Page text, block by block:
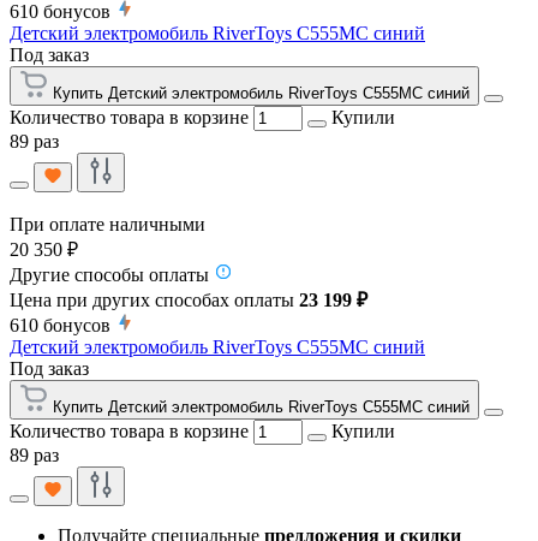
610 бонусов
Детский электромобиль RiverToys C555MC синий
Под заказ
Купить Детский электромобиль RiverToys C555MC синий
Количество товара в корзине
Купили
89 раз
При оплате наличными
20 350 ₽
Другие способы оплаты
Цена при других способах оплаты 23 199 ₽
610 бонусов
Детский электромобиль RiverToys C555MC синий
Под заказ
Купить Детский электромобиль RiverToys C555MC синий
Количество товара в корзине
Купили
89 раз
Получайте специальные предложения и скидки